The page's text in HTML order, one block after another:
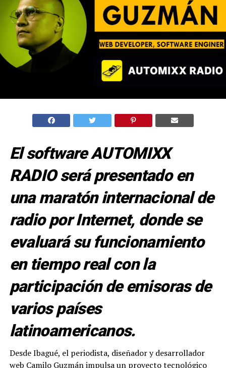
El software AUTOMIXX
RADIO será presentado en
una maratón internacional de
radio por Internet, donde se
evaluará su funcionamiento
en tiempo real con la
participación de emisoras de
varios países
latinoamericanos.
Desde Ibagué, el periodista, diseñador y desarrollador
web Camilo Guzmán impulsa un proyecto tecnológico